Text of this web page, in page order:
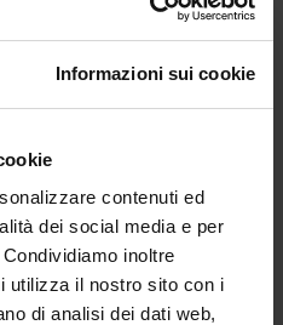
Informazioni sui cookie
contenuti ed
dei social media e per
inoltre
utilizza il nostro sito con i
di analisi dei dati web,
più orientati a
teorico.
lo farebbe per
personale, il15%per
attività più